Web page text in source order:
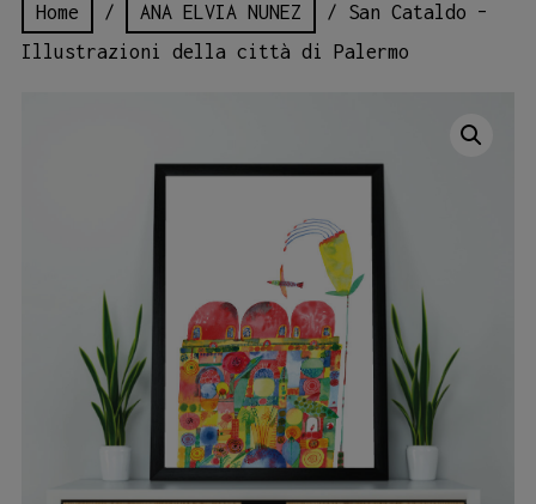
Home / ANA ELVIA NUNEZ
/ San Cataldo –
Illustrazioni della città di Palermo